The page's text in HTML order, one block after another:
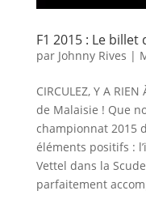
F1 2015 : Le billet
par Johnny Rives |
CIRCULEZ, Y A
de Malaisie ! Que
championnat 2015
éléments positifs :
Vettel dans la
parfaitement